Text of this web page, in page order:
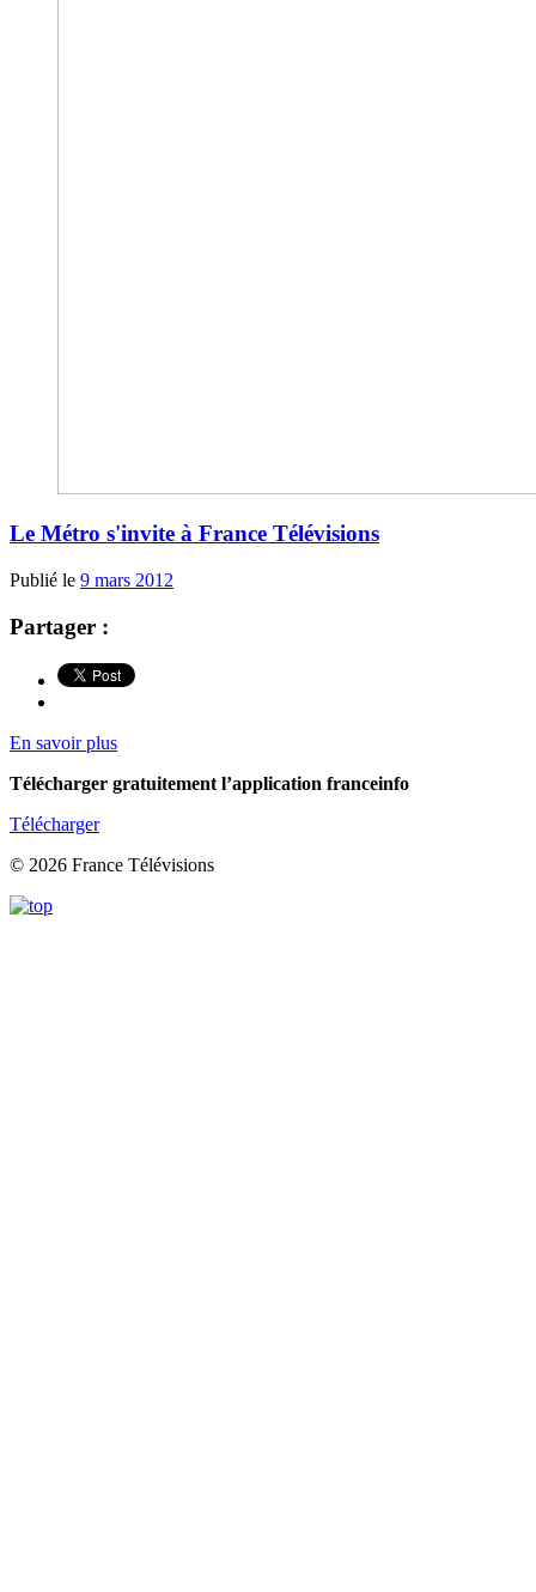
Le Métro s'invite à France Télévisions
Publié le 9 mars 2012
Partager :
En savoir plus
Télécharger gratuitement l’application franceinfo
Télécharger
© 2026 France Télévisions